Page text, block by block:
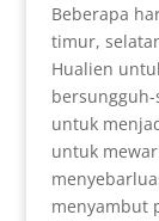
Beberapa
timur,
Hualien
untuk
untuk
menyambut